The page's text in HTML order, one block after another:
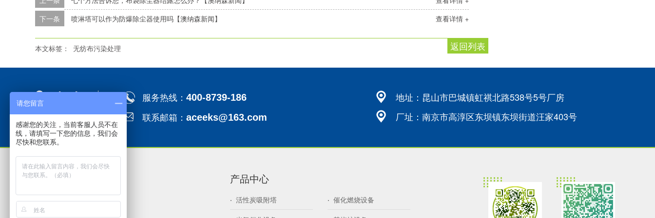
查看详情 +
下一条 喷淋塔可以作为防爆除尘器使用吗【澳纳森新闻】
返回列表
本文标签： 无纺布污染处理
Contact
联系
服务热线： 400-8739-186
联系邮箱： aceeks@163.com
地址：昆山市巴城镇虹祺北路538号5号厂房
厂址：南京市高淳区东坝镇东坝街道汪家403号
产品中心
· 活性炭吸附塔 · 催化燃烧设备
请您留言
感谢您的关注，当前客服人员不在
线，请填写一下您的信息，我们会
尽快和您联系。